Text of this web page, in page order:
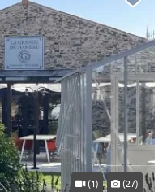
(1) (27)